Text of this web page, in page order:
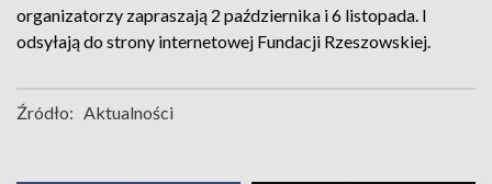
organizatorzy zapraszają 2 października i 6 listopada. I
odsyłają do strony internetowej Fundacji Rzeszowskiej.
Źródło: Aktualności